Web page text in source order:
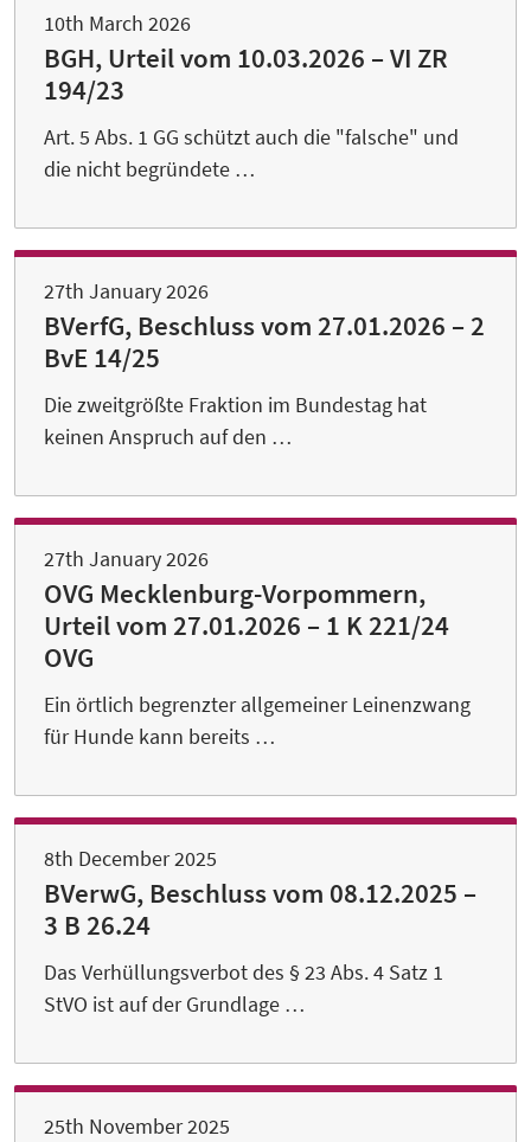
10th March 2026
BGH, Urteil vom 10.03.2026 – VI ZR
194/23
Art. 5 Abs. 1 GG schützt auch die "falsche" und
die nicht begründete …
27th January 2026
BVerfG, Beschluss vom 27.01.2026 – 2
BvE 14/25
Die zweitgrößte Fraktion im Bundestag hat
keinen Anspruch auf den …
27th January 2026
OVG Mecklenburg-Vorpommern,
Urteil vom 27.01.2026 – 1 K 221/24
OVG
Ein örtlich begrenzter allgemeiner Leinenzwang
für Hunde kann bereits …
8th December 2025
BVerwG, Beschluss vom 08.12.2025 –
3 B 26.24
Das Verhüllungsverbot des § 23 Abs. 4 Satz 1
StVO ist auf der Grundlage …
25th November 2025